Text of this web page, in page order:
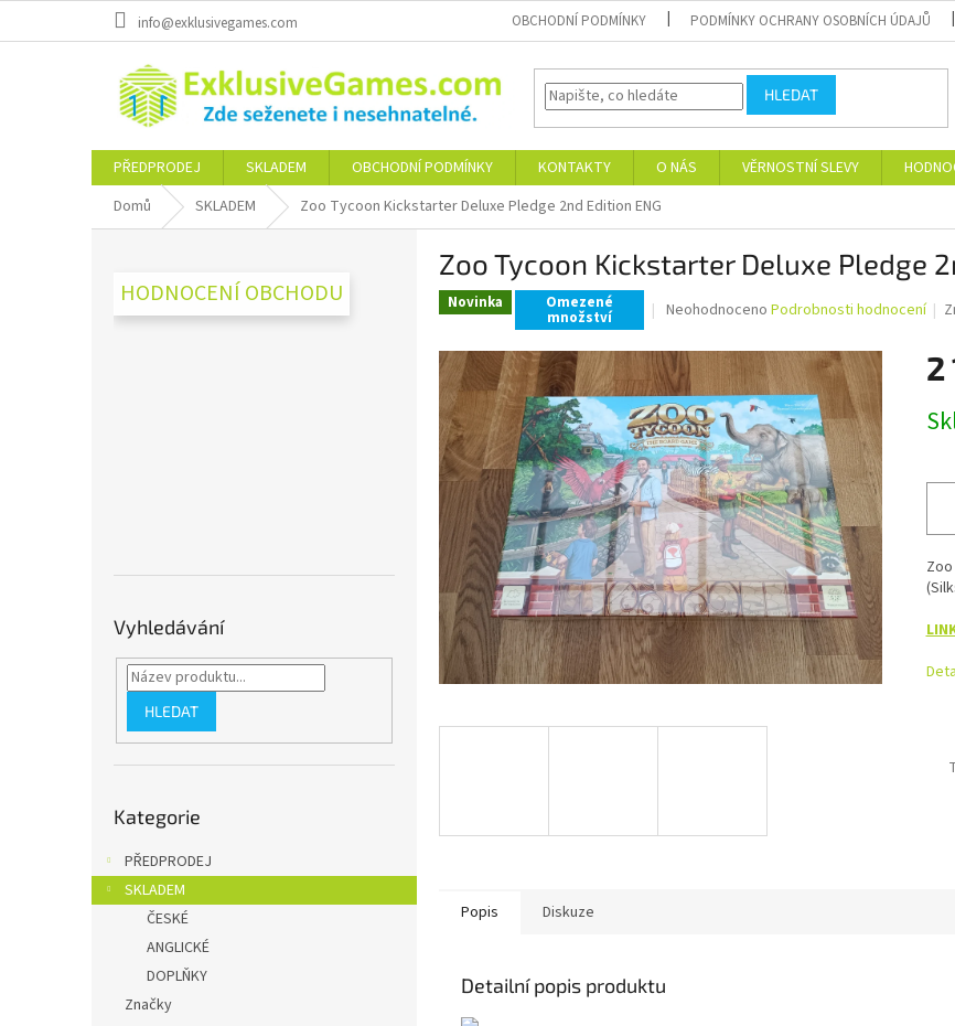
info@exklusivegames.com OBCHODNÍ PODMÍNKY PODMÍNKY OCHRANY OSOBNÍCH ÚDAJŮ
HLEDAT
PŘEDPRODEJ SKLADEM OBCHODNÍ PODMÍNKY KONTAKTY O NÁS VĚRNOSTNÍ SLEVY
Domů
SKLADEM Zoo Tycoon Kickstarter Deluxe Pledge 2nd Edition ENG
HODNOCENÍ OBCHODU
Vyhledávání
HLEDAT
kategorie
Kategorie
PŘEDPRODEJ
SKLADEM
ČESKÉ
ANGLICKÉ
DOPLŇKY
Značky
Zoo Tycoon Kickstarter Deluxe Pledge
Novinka Omezené
množství
Průměrné
produktu
je
0,0
z
5
hvězdiček.
Neohodnoceno Podrobnosti hodnocení
2
Popis Diskuze
Detailní popis produktu